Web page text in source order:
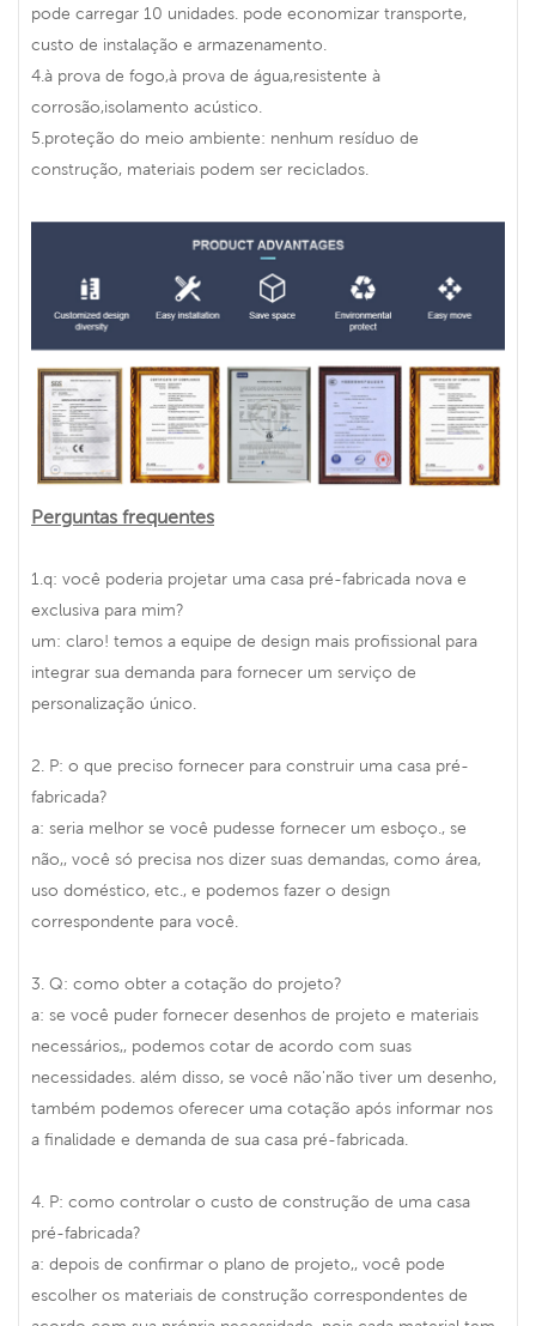
pode carregar 10 unidades. pode economizar transporte,
custo de instalação e armazenamento.
4.à prova de fogo,à prova de água,resistente à
corrosão,isolamento acústico.
5.proteção do meio ambiente: nenhum resíduo de
construção, materiais podem ser reciclados.
Perguntas frequentes
1.q: você poderia projetar uma casa pré-fabricada nova e
exclusiva para mim?
um: claro! temos a equipe de design mais profissional para
integrar sua demanda para fornecer um serviço de
personalização único.
2. P: o que preciso fornecer para construir uma casa pré-
fabricada?
a: seria melhor se você pudesse fornecer um esboço., se
não,, você só precisa nos dizer suas demandas, como área,
uso doméstico, etc., e podemos fazer o design
correspondente para você.
3. Q: como obter a cotação do projeto?
a: se você puder fornecer desenhos de projeto e materiais
necessários,, podemos cotar de acordo com suas
necessidades. além disso, se você não'não tiver um desenho,
também podemos oferecer uma cotação após informar nos
a finalidade e demanda de sua casa pré-fabricada.
4. P: como controlar o custo de construção de uma casa
pré-fabricada?
a: depois de confirmar o plano de projeto,, você pode
escolher os materiais de construção correspondentes de